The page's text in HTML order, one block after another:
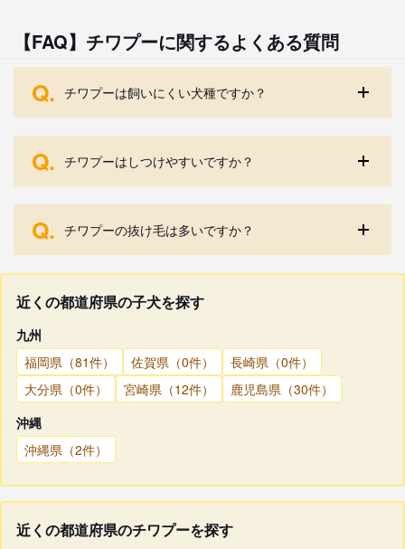
【FAQ】チワプーに関するよくある質問
Q. チワプーは飼いにくい犬種ですか？
Q. チワプーはしつけやすいですか？
Q. チワプーの抜け毛は多いですか？
近くの都道府県の子犬を探す
九州
福岡県（81件）
佐賀県（0件）
長崎県（0件）
大分県（0件）
宮崎県（12件）
鹿児島県（30件）
沖縄
沖縄県（2件）
近くの都道府県のチワプーを探す